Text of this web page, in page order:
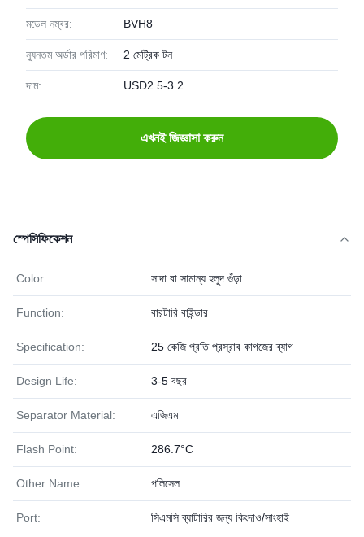
মডেল নম্বর: BVH8
ন্যূনতম অর্ডার পরিমাণ: 2 মেট্রিক টন
দাম: USD2.5-3.2
এখনই জিজ্ঞাসা করুন
স্পেসিফিকেশন
Color: সাদা বা সামান্য হলুদ গুঁড়া
Function: বারটারি বাইন্ডার
Specification: 25 কেজি প্রতি প্রস্রাব কাগজের ব্যাগ
Design Life: 3-5 বছর
Separator Material: এজিএম
Flash Point: 286.7°C
Other Name: পলিসেল
Port: সিএমসি ব্যাটারির জন্য কিংদাও/সাংহাই